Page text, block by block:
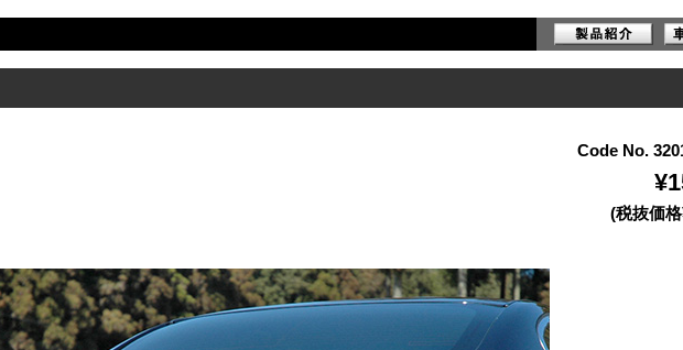
Code No.
(税抜価